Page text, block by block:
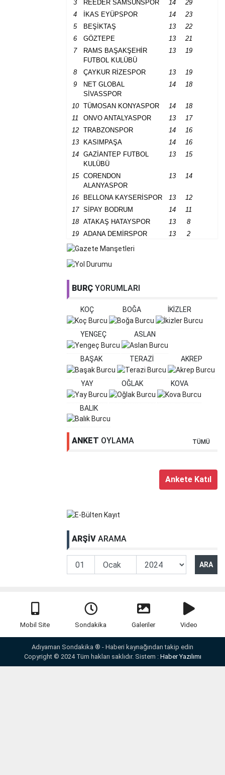
3
REEDER SAMSUNSPOR 14
29
4
İKAS EYÜPSPOR 14
23
5
BEŞİKTAŞ 13
22
6
GÖZTEPE 13
21
7
RAMS BAŞAKŞEHİR
FUTBOL KULÜBÜ
13 19
8 ÇAYKUR RİZESPOR 13
19
9
NET GLOBAL
SİVASSPOR
14 18
10 TÜMOSAN KONYASPOR 14
18
11
ONVO ANTALYASPOR 13
17
12
TRABZONSPOR 14
16
13
KASIMPAŞA 14
16
14
GAZİANTEP FUTBOL
KULÜBÜ
13 15
15
CORENDON
ALANYASPOR
13 14
16 BELLONA KAYSERİSPOR 13
12
17
SİPAY BODRUM 14
11
18
ATAKAŞ HATAYSPOR 13
8
19
ADANA DEMİRSPOR 13 2
BURÇ YORUMLARI
KOÇ BOĞA İKİZLER
YENGEÇ ASLAN
BAŞAK TERAZİ AKREP
YAY OĞLAK KOVA
BALIK
ANKET OYLAMA TÜMÜ
ARŞİV ARAMA
Mobil Site Sondakika Galeriler Video
Yazarlar
Adıyaman Sondakika ® - Haberi kaynağından takip edin
Copyright © 2024 Tüm hakları saklıdır. Sistem : Haber Yazılımı